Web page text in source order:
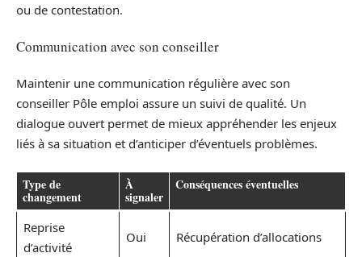
ou de contestation.
Communication avec son conseiller
Maintenir une communication régulière avec son
conseiller Pôle emploi assure un suivi de qualité. Un
dialogue ouvert permet de mieux appréhender les enjeux
liés à sa situation et d’anticiper d’éventuels problèmes.
Type de
changement
À
signaler
Conséquences éventuelles
Reprise
d’activité
Oui Récupération d’allocations